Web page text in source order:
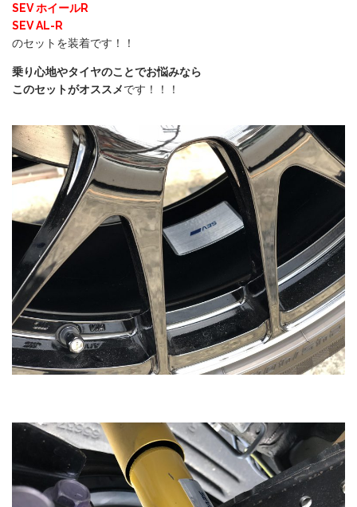
SEV ホイールR
SEV AL-R
のセットを装着です！！
乗り心地やタイヤのことでお悩みなら
このセットがオススメです！！！